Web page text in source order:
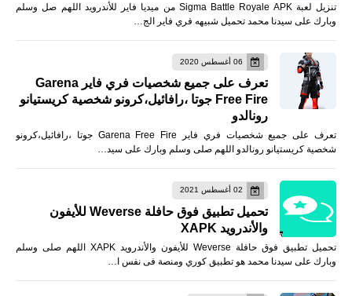
تنزيل لعبة Sigma Battle Royale APK من ميديا فاير للأندرويد اللهم صل وسلم
وبارك على سيدنا محمد تحميل شبيهه فري فاير الج…
06 أغسطس 2020
تعرف على جميع شخصيات فري فاير Garena
Free Fire جوتا ،رافائيل،كرونو شخصية كريستيانو
رونالدو
تعرف على جميع شخصيات فري فاير Garena Free Fire جوتا ،رافائيل،كرونو
شخصية كريستيانو رونالدو اللهم صلى وسلم وبارك على سيد…
02 أغسطس 2021
تحميل تطبيق فوق حافلة Weverse للأيفون
والأندرويد XAPK
تحميل تطبيق فوق حافلة Weverse للأيفون والأندرويد XAPK اللهم صلى وسلم
وبارك على سيدنا محمد هو تطبيق كوري ومنصة فى نفس ا…